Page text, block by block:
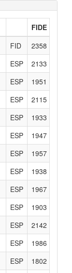
FIDE
FID 2358
ESP 2133
ESP 1951
ESP 2115
ESP 1933
ESP 1947
ESP 1957
ESP 1938
ESP 1967
ESP 1903
ESP 2142
ESP 1986
ESP 1802